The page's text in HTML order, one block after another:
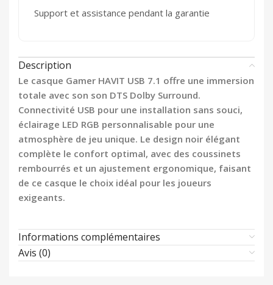
Support et assistance pendant la garantie
Description
Le casque Gamer HAVIT USB 7.1 offre une immersion
totale avec son son DTS Dolby Surround.
Connectivité USB pour une installation sans souci,
éclairage LED RGB personnalisable pour une
atmosphère de jeu unique. Le design noir élégant
complète le confort optimal, avec des coussinets
rembourrés et un ajustement ergonomique, faisant
de ce casque le choix idéal pour les joueurs
exigeants.
Informations complémentaires
Avis (0)